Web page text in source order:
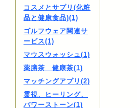
コスメとサプリ(化粧
品と健康食品)(1)
ゴルフウェア関連サ
ービス(1)
マウスウォッシュ(1)
薬膳茶 健康茶(1)
マッチングアプリ(2)
霊視、ヒーリング、
パワーストーン(1)